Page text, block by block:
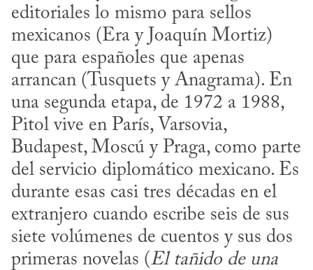
editoriales lo mismo para sellos
mexicanos (Era y Joaquín Mortiz)
que para españoles que apenas
arrancan (Tusquets y Anagrama). En
una segunda etapa, de 1972 a 1988,
Pitol vive en París, Varsovia,
Budapest, Moscú y Praga, como parte
del servicio diplomático mexicano. Es
durante esas casi tres décadas en el
extranjero cuando escribe seis de sus
siete volúmenes de cuentos y sus dos
primeras novelas (El tañido de una